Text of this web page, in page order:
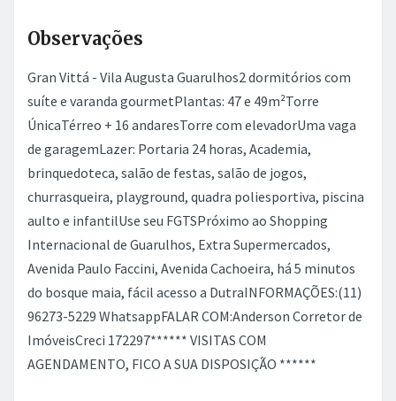
Observações
Gran Vittá - Vila Augusta Guarulhos2 dormitórios com
suíte e varanda gourmetPlantas: 47 e 49m²Torre
ÚnicaTérreo + 16 andaresTorre com elevadorUma vaga
de garagemLazer: Portaria 24 horas, Academia,
brinquedoteca, salão de festas, salão de jogos,
churrasqueira, playground, quadra poliesportiva, piscina
aulto e infantilUse seu FGTSPróximo ao Shopping
Internacional de Guarulhos, Extra Supermercados,
Avenida Paulo Faccini, Avenida Cachoeira, há 5 minutos
do bosque maia, fácil acesso a DutraINFORMAÇÕES:(11)
96273-5229 WhatsappFALAR COM:Anderson Corretor de
ImóveisCreci 172297****** VISITAS COM
AGENDAMENTO, FICO A SUA DISPOSIÇÃO ******